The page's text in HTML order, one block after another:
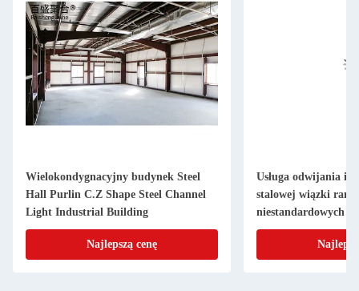
Wielokondygnacyjny budynek Steel
Hall Purlin C.Z Shape Steel Channel
Light Industrial Building
Najlepszą cenę
Usługa odwijania i
stalowej wiązki
niestandardowych
metalowych